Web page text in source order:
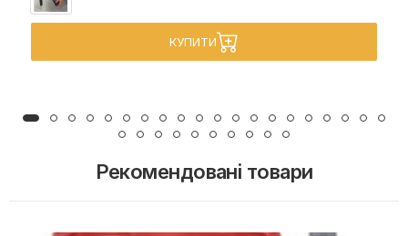
КУПИТИ
Рекомендовані товари